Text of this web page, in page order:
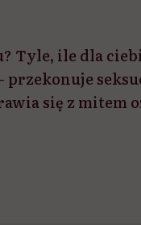
Tyle, ile dla
się z mitem